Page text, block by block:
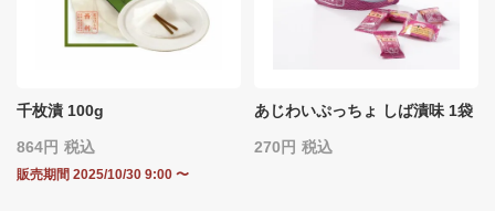
千枚漬 100g
864 税込
販売期間 2025/10/30 9:00 〜
あじわいぷっちょ しば漬味 1袋
270 税込